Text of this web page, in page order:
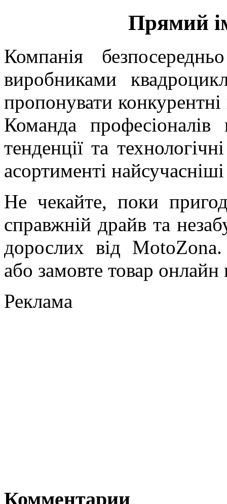
Прямий
Компанія
виробниками
пропонувати
Команда професіоналів
тенденції та
асортименті
Не чекайте, поки
справжній драйв та
дорослих від
або замовте товар
Реклама
Комментарии